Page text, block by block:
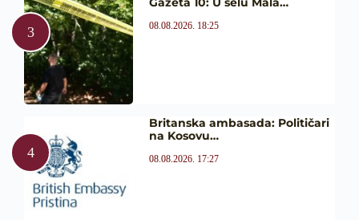
08.08.2026. 18:25
Britanska ambasada: Političari
na Kosovu…
08.08.2026. 17:27